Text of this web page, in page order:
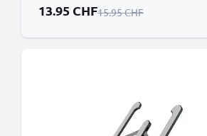
Prix spécial
13.95 CHFPrix normal
15.95 CHF